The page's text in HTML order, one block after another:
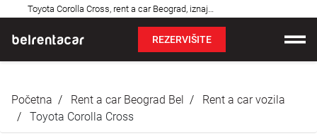
Toyota Corolla Cross, rent a car Beograd, iznajmljivanje auta: Bel✓
pitanja
REZERVIŠITE
Cene
Početna Rent a car Beograd Bel
Rent a car vozila
Toyota Corolla Cross